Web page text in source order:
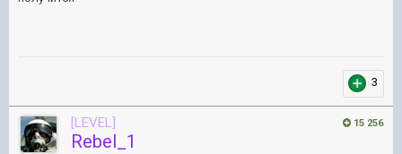
3
15 256
[LEVEL]
Rebel_1